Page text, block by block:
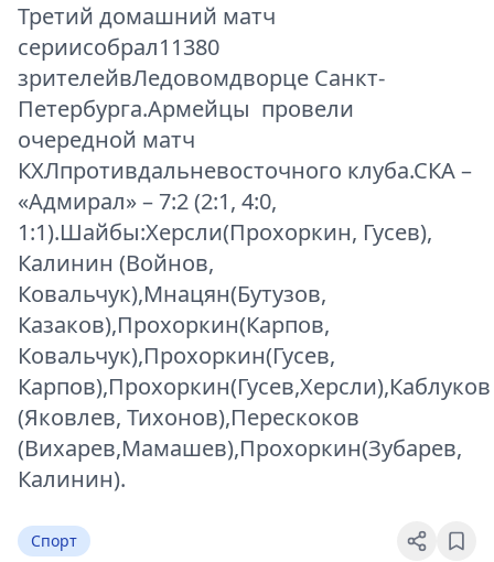
Третий домашний матч
сериисобрал11380
зрителейвЛедовомдворце Санкт-
Петербурга.Армейцы провели
очередной матч
КХЛпротивдальневосточного клуба.СКА –
«Адмирал» – 7:2 (2:1, 4:0,
1:1).Шайбы:Херсли(Прохоркин, Гусев),
Калинин (Войнов,
Ковальчук),Мнацян(Бутузов,
Казаков),Прохоркин(Карпов,
Ковальчук),Прохоркин(Гусев,
Карпов),Прохоркин(Гусев,Херсли),Каблуков
(Яковлев, Тихонов),Перескоков
(Вихарев,Мамашев),Прохоркин(Зубарев,
Калинин).
Спорт